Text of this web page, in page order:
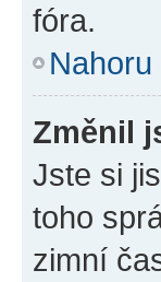
fóra.
Nahoru
Změnil
Jste si
toho
zimní